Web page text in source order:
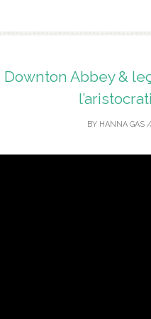
Downton Abbey &
BY HANNA GAS